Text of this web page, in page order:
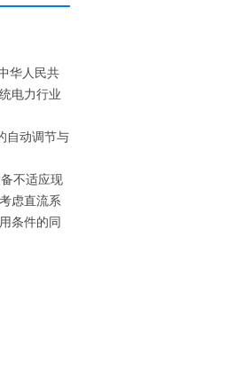
华人民共
电力行业
自动调节与
不适应现
虑直流系
条件的同